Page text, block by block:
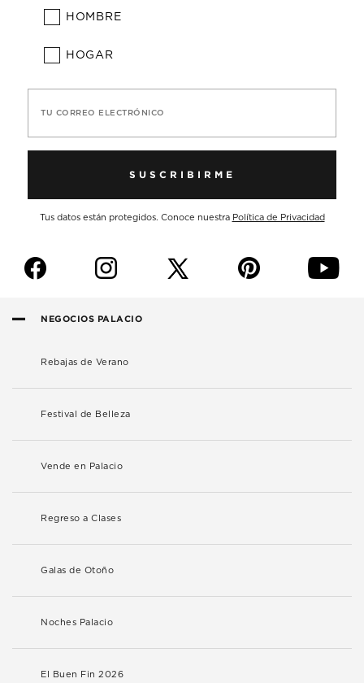
HOMBRE
HOGAR
TU CORREO ELECTRÓNICO
SUSCRIBIRME
Tus datos están protegidos. Conoce nuestra Política de Privacidad
f i p y
NEGOCIOS PALACIO
Rebajas de Verano
Festival de Belleza
Vende en Palacio
Regreso a Clases
Galas de Otoño
Noches Palacio
El Buen Fin 2026